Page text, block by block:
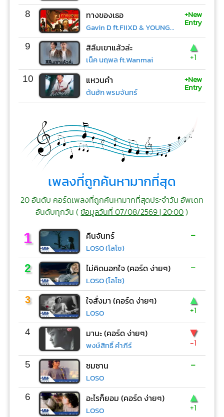
8 ทางของเธอ
Gavin D ft.FIIXD & YOUNGOHM
+New
Entry
9 สิลืมเขาแล้วล่ะ
เน็ค นฤพล ft.Wanmai
▲
+1
10 แหวนคำ
ต้นฮัก พรมจันทร์
+New
Entry
เพลงที่ถูกค้นหามากที่สุด
20 อันดับ คอร์ดเพลงที่ถูกค้นหามากที่สุดประจำวัน อัพเดท
อันดับทุกวัน (ข้อมูลวันที่ 07/08/2569 | 20:00)
1 คืนจันทร์
LOSO (โลโซ)
-
2 ไม่คิดนอกใจ (คอร์ด ง่ายๆ)
LOSO (โลโซ)
-
3 ใจสั่งมา (คอร์ด ง่ายๆ)
LOSO
▲
+1
4 มานะ (คอร์ด ง่ายๆ)
พงษ์สิทธิ์ คำภีร์
▼
-1
5 ซมซาน
LOSO
-
6 อะไรก็ยอม (คอร์ด ง่ายๆ)
LOSO
▲
+1